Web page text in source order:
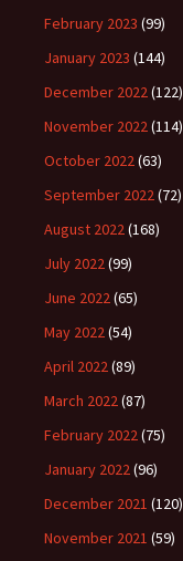
February 2023 (99)
January 2023 (144)
December 2022(122)
November 2022(114)
October 2022(63)
September 2022(72)
August 2022(168)
July 2022(99)
June 2022(65)
May 2022(54)
April 2022(89)
March 2022(87)
February 2022(75)
January 2022(96)
December 2021 (120)
November 2021 (59)